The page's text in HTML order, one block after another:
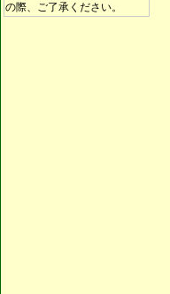
の際、ご了承ください。